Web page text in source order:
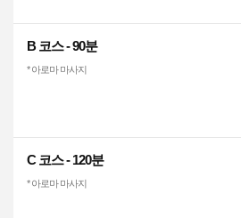
B 코스 - 90분
* 아로마 마사지
C 코스 - 120분
* 아로마 마사지